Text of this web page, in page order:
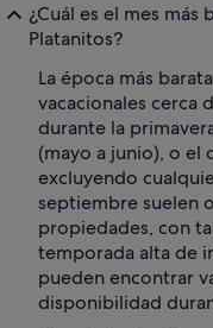
¿Cuál es el mes más
Platanitos?
La época más
vacacionales cerca
durante la
(mayo a junio), o
excluyendo
septiembre suelen
propiedades, con
temporada alta de
pueden encontrar
disponibilidad